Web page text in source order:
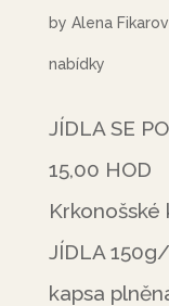
by Alena
nabídky
JÍDLA SE
15,00
JÍDLA
kapsa